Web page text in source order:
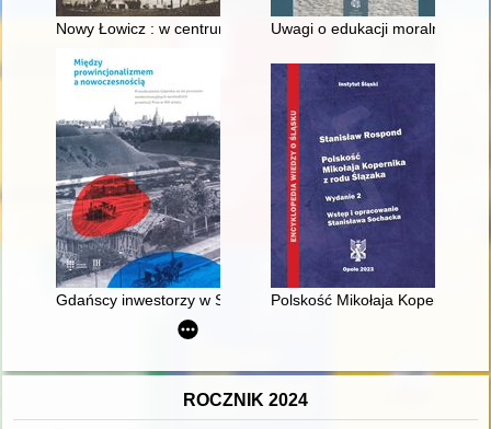
Nowy Łowicz : w centrum poligonu drawskiego od
Uwagi o edukacji moralnej
Gdańscy inwestorzy w Sopocie : prestiż finansowy i
Polskość Mikołaja Kopernika z
ROCZNIK 2024